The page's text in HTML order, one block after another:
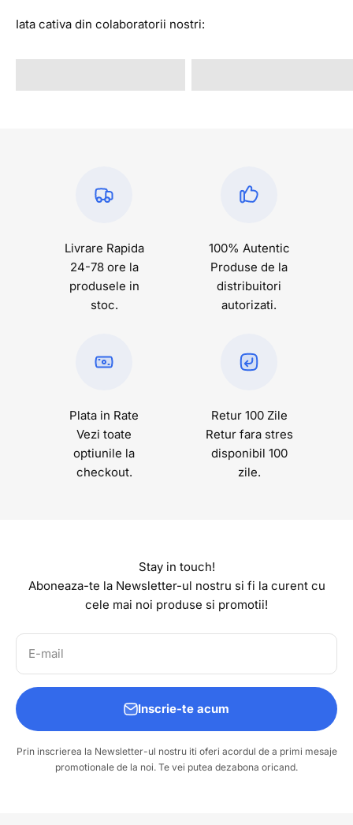
Iata cativa din colaboratorii nostri:
Livrare Rapida
24-78 ore la
produsele in
stoc.
100% Autentic
Produse de la
distribuitori
autorizati.
Plata in Rate
Vezi toate
optiunile la
checkout.
Retur 100 Zile
Retur fara stres
disponibil 100
zile.
Stay in touch!
Aboneaza-te la Newsletter-ul nostru si fi la curent cu
cele mai noi produse si promotii!
E-mail
Inscrie-te acum
Prin inscrierea la Newsletter-ul nostru iti oferi acordul de a primi mesaje
promotionale de la noi. Te vei putea dezabona oricand.